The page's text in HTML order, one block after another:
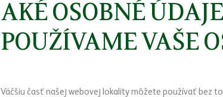
AKÉ OSOBNÉ
POUŽÍVAME VAŠE
Väčšiu časť našej webovej lokality môžete používať bez